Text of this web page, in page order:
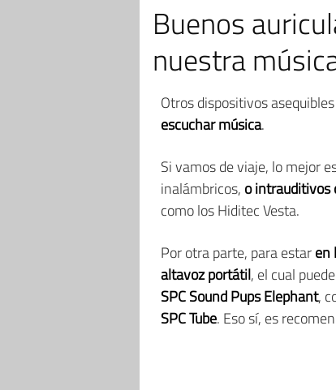
Buenos
nuestra
Otros dispositivos
escuchar música.
Si vamos de viaje, lo mejor
inalámbricos, o intrauditivos
como los Hiditec Vesta.
Por otra parte, para estaren
altavoz portátil, el cual
SPC Sound Pups Elephant,
SPC Tube. Eso sí, es